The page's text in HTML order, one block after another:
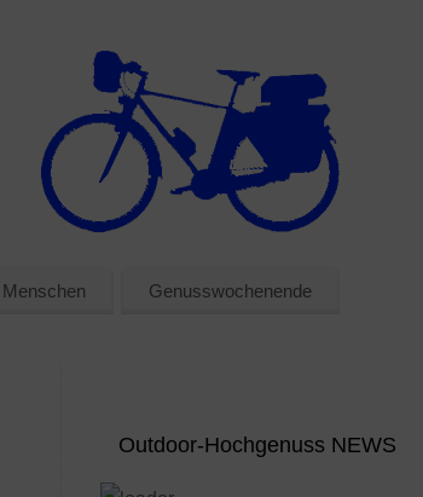
Genusswochenende
Outdoor-Hochgenuss NEWS